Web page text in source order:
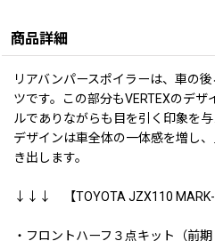
商品詳細
リアバンパースポイラーは、車の
ツです。この部分もVERTEXのデ
ルでありながらも目を引く印象を
デザインは車全体の一体感を増し
き出します。
↓↓↓ 【TOYOTA JZX110
・フロントハーフ３点キット（前